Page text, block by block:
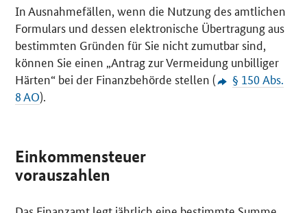
In Ausnahmefällen, wenn die Nutzung des amtlichen
Formulars und dessen elektronische Übertragung aus
bestimmten Gründen für Sie nicht zumutbar sind,
können Sie einen „Antrag zur Vermeidung unbilliger
Härten“ bei der Finanzbehörde stellen (
§ 150 Abs.
8 AO).
Einkommensteuer
vorauszahlen